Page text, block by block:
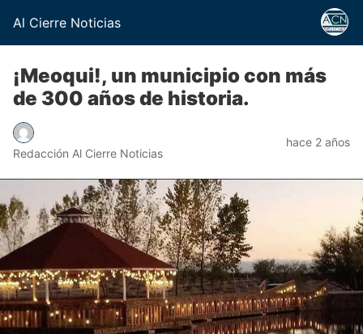
Al Cierre Noticias
¡Meoqui!, un municipio con más
de 300 años de historia.
Redacción Al Cierre Noticias
hace 2 años